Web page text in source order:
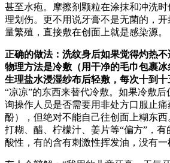
甚至水疱。摩擦剂颗粒在涂抹和冲洗
理划伤。更不用说牙膏不是无菌的，
量繁殖，直接敷在创面上就是感染源。
正确的做法：洗纹身后如果觉得灼热
物理方法是冷敷（用干净的毛巾包裹
生理盐水浸湿纱布后轻敷，每次十到十
“凉凉”的东西来替代冷敷。如果冷敷
询操作人员是否需要用非处方口服止
酚），但绝对不能自己往创面上糊东
打糊、醋、柠檬汁、姜片等“偏方”，
酸性，有的含有刺激性挥发油，没有一